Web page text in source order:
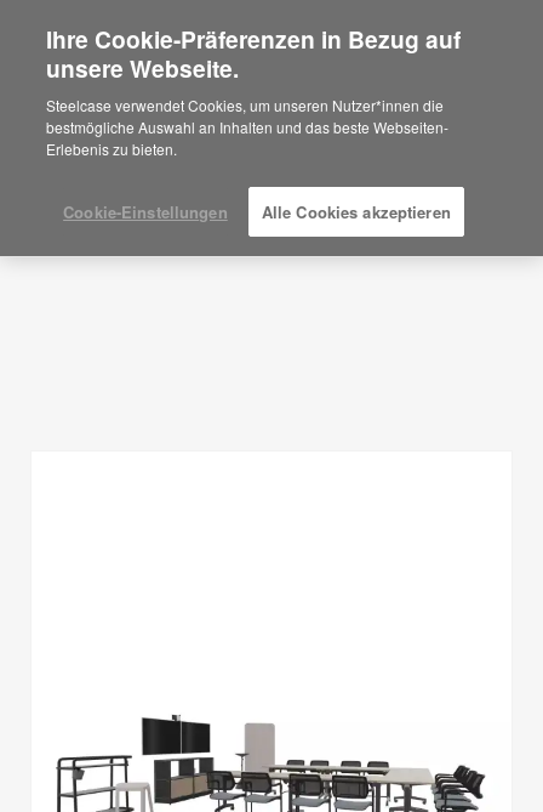
Are you in United States?
Would you like to see Products we sell in
your region?
Americas
Español
Planungsideen
Ihre Cookie-Präferenzen in Bezug auf
unsere Webseite.
Steelcase verwendet Cookies, um unseren Nutzer*innen die
bestmögliche Auswahl an Inhalten und das beste Webseiten-
Erlebenis zu bieten.
Cookie-Einstellungen Alle Cookies akzeptieren